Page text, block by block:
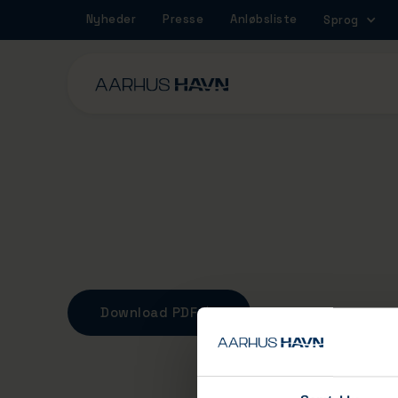
Nyheder Presse Anløbsliste Sprog
Download PDF